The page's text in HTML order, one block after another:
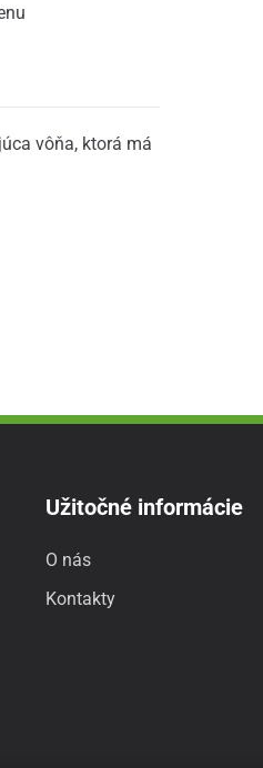
vôňa, ktorá má
Užitočné informácie
O nás
Kontakty